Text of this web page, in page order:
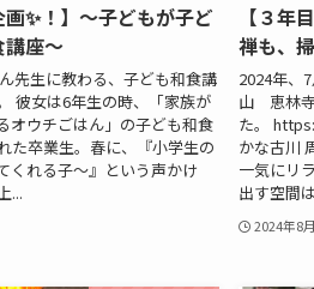
画✨！】～子どもが子ど
講座～
先生に教わる、子ども和食講
彼女は6年生の時、「家族が
オウチごはん」の子ども和食
た卒業生。春に、『小学生の
くれる子〜』という声かけ
...
【３年
禅も、
2024年、
山 恵林寺
た。
かな古川
一気にリ
出す空間
2024年8